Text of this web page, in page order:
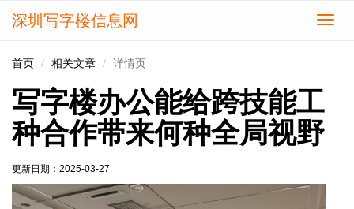
切
深圳写字楼信息网
首页 相关文章 详情页
写字楼办公能给跨技能工
种合作带来何种全局视野
更新日期： 2025-03-27